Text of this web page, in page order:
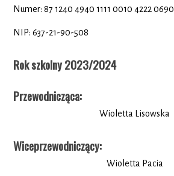
Numer: 87 1240 4940 1111 0010 4222 0690
NIP: 637-21-90-508
Rok szkolny 2023/2024
Przewodnicząca:
Wioletta Lisowska
Wiceprzewodniczący:
Wioletta Pacia